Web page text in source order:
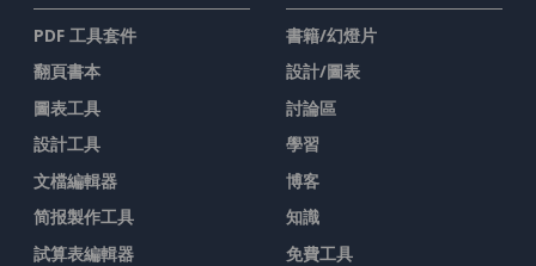
PDF 工具套件
翻頁書本
圖表工具
設計工具
文檔編輯器
简报製作工具
試算表編輯器
書籍/幻燈片
設計/圖表
討論區
學習
博客
知識
免費工具